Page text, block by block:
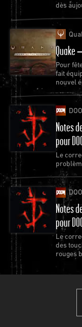
dès
Quake
Pour
fait
nouvel
Notes
pour
Le
Notes
pour
Le
des
rouges
plus